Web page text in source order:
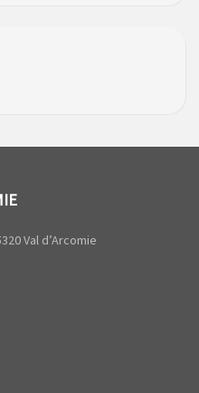
Val d’Arcomie